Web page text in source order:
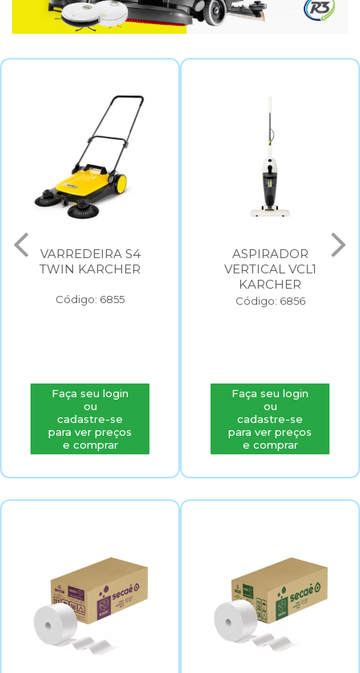
ASPIRADOR
VERTICAL VCL1
Código: 6856
Faça seu login
ou
cadastre-se
para ver preços
e comprar
LAVADORA DE ALTA
PRESSAO KARCHER
K3 220V
Código: 2568
Faça seu login
ou
cadastre-se
para ver preços
e comprar